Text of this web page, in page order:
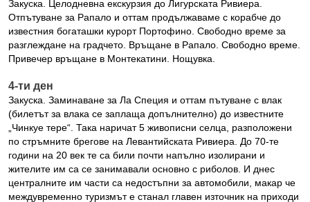
Закуска. Целодневна екскурзия до Лигурската Ривиера.
Отпътуване за Рапало и оттам продължаваме с корабче до
известния богаташки курорт Портофино. Свободно време за
разглеждане на градчето. Връщане в Рапало. Свободно време.
Привечер връщане в Монтекатини. Нощувка.
4-ти ден
Закуска. Заминаване за Ла Специя и оттам пътуване с влак
(билетът за влака се заплаща допълнително) до известните
„Чинкуе тере“. Така наричат 5 живописни селца, разположени
по стръмните брегове на Левантийската Ривиера. До 70-те
години на 20 век те са били почти напълно изолирани и
жителите им са се занимавали основно с риболов. И днес
централните им части са недостъпни за автомобили, макар че
междувременно туризмът е станал главен източник на приходи